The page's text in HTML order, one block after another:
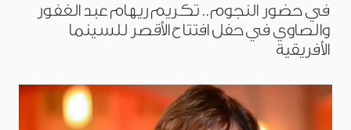
في حضور النجوم.. تكريم ريهام عبد الغفور
والصاوي في حفل افتتاح الأقصر للسينما
الأفريقية